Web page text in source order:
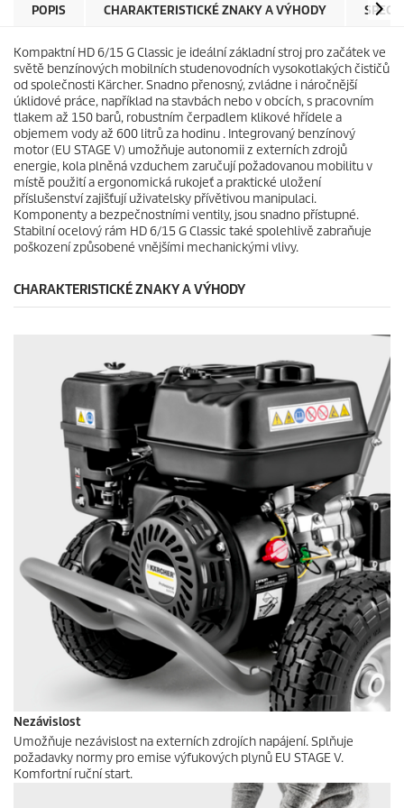
e
ePOPIS CHARAKTERISTICKÉ ZNAKY A VÝHODY
Kompaktní HD 6/15 G Classic je ideální základní stroj pro začátek ve
světě benzínových mobilních studenovodních vysokotlakých čističů
od společnosti Kärcher. Snadno přenosný, zvládne i náročnější
úklidové práce, například na stavbách nebo v obcích, s pracovním
tlakem až 150 barů, robustním čerpadlem klikové hřídele a
objemem vody až 600 litrů za hodinu . Integrovaný benzínový
motor (EU STAGE V) umožňuje autonomii z externích zdrojů
energie, kola plněná vzduchem zaručují požadovanou mobilitu v
místě použití a ergonomická rukojeť a praktické uložení
příslušenství zajišťují uživatelsky přívětivou manipulaci.
Komponenty a bezpečnostními ventily, jsou snadno přístupné.
Stabilní ocelový rám HD 6/15 G Classic také spolehlivě zabraňuje
poškození způsobené vnějšími mechanickými vlivy.
CHARAKTERISTICKÉ ZNAKY A VÝHODY
Nezávislost
Umožňuje nezávislost na externích zdrojích napájení. Splňuje
požadavky normy pro emise výfukových plynů EU STAGE V.
Komfortní ruční start.